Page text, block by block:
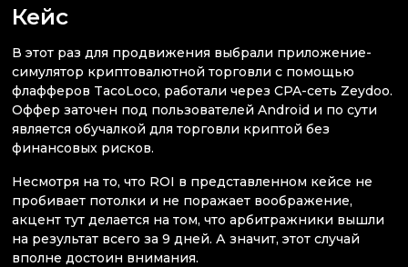
Кейс
В этот раз для продвижения выбрали приложение-
симулятор криптовалютной торговли с помощью
флафферов TacoLoco, работали через CPA-сеть Zeydoo.
Оффер заточен под пользователей Android и по сути
является обучалкой для торговли криптой без
финансовых рисков.
Несмотря на то, что ROI в представленном кейсе не
пробивает потолки и не поражает воображение,
акцент тут делается на том, что арбитражники вышли
на результат всего за 9 дней. А значит, этот случай
вполне достоин внимания.